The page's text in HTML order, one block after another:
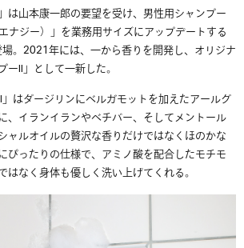
は山本康一郎の要望を受け、男性用シャンプー
ナジー）」を業務用サイズにアップデートする
。2021年には、一から香りを開発し、オリジナ
Ⅱ」として一新した。
」はダージリンにベルガモットを加えたアールグ
、イランイランやベチバー、そしてメントール
ャルオイルの贅沢な香りだけではなくほのかな
ぴったりの仕様で、アミノ酸を配合したモチモ
なく身体も優しく洗い上げてくれる。